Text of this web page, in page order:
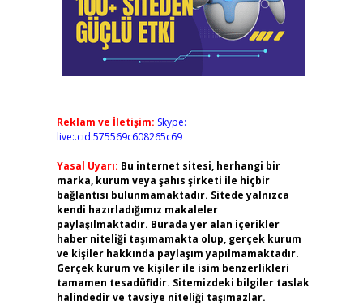
Reklam ve İletişim: Skype:
live:.cid.575569c608265c69
Yasal Uyarı: Bu internet sitesi, herhangi bir
marka, kurum veya şahıs şirketi ile hiçbir
bağlantısı bulunmamaktadır. Sitede yalnızca
kendi hazırladığımız makaleler
paylaşılmaktadır. Burada yer alan içerikler
haber niteliği taşımamakta olup, gerçek kurum
ve kişiler hakkında paylaşım yapılmamaktadır.
Gerçek kurum ve kişiler ile isim benzerlikleri
tamamen tesadüfidir. Sitemizdeki bilgiler taslak
halindedir ve tavsiye niteliği taşımazlar.